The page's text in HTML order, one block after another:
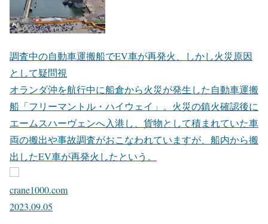
調査中の自動車運搬船でEV車が再発火、しかし火災原因
として疑問視
オランダ沖を航行中に船倉から火災が発生した自動車運搬
船「フリーマントル・ハイウェイ」。火災の鎮火確認後に
エームスハーヴェンへ入港し、貨物として積まれていた車
両の搬出や事故調査がおこなわれていますが、船内から搬
出したEV車が再発火したという。
crane1000.com
2023.09.05